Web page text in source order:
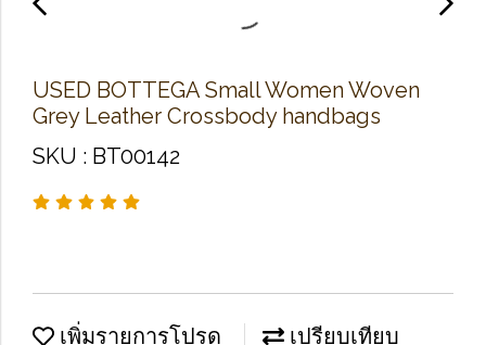
U​S​E​D B​O​T​T​E​G​A Small Women Woven
Grey Leather Crossbody handbags
SKU : BT00142
เพิ่มรายการโปรด เปรียบเทียบ